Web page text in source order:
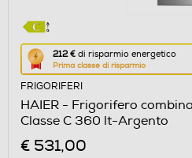
212 € di risparmio energetico
Prima classe di risparmio
Questa
azione
aprirà
il
Calcolatore
di
FRIGORIFERI
HAIER - Frigorifero
Classe C 360 lt-Argento
€ 531,00